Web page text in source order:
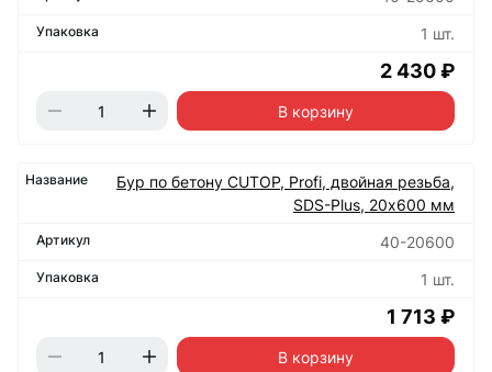
1 шт.
2 430 ₽
В корзину
Бур по бетону CUTOP, Profi, двойная резьба,
SDS-Plus, 20х600 мм
40-20600
1 шт.
1 713 ₽
В корзину